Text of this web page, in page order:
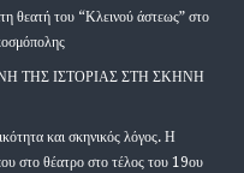
θεατή του “Κλεινού άστεως” στο
ΤΗΣ ΙΣΤΟΡΙΑΣ ΣΤΗ ΣΚΗΝΗ
και σκηνικός λόγος. Η
στο θέατρο στο τέλος του 19ου